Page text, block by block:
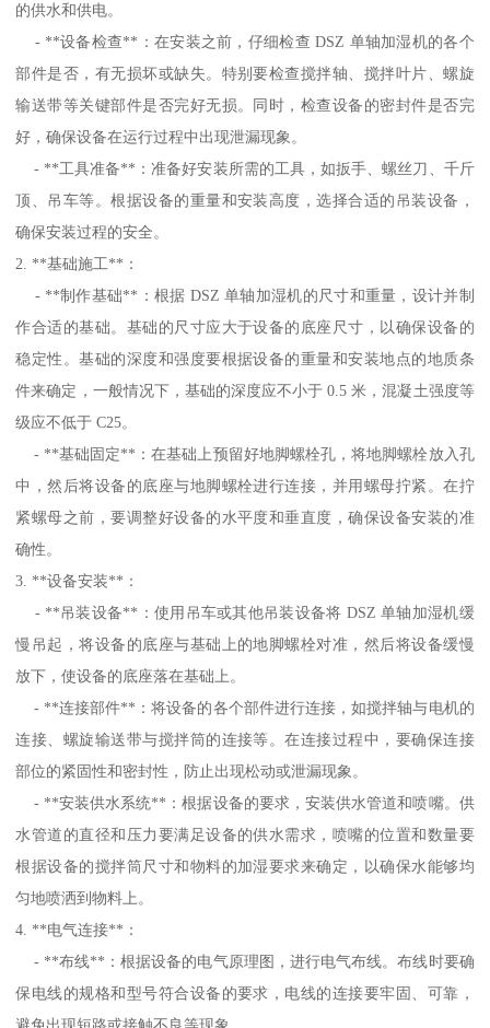
的供水和供电。
- **设备检查**：在安装之前，仔细检查 DSZ 单轴加湿机的各个
部件是否，有无损坏或缺失。特别要检查搅拌轴、搅拌叶片、螺旋
输送带等关键部件是否完好无损。同时，检查设备的密封件是否完
好，确保设备在运行过程中出现泄漏现象。
- **工具准备**：准备好安装所需的工具，如扳手、螺丝刀、千斤
顶、吊车等。根据设备的重量和安装高度，选择合适的吊装设备，
确保安装过程的安全。
2. **基础施工**：
- **制作基础**：根据 DSZ 单轴加湿机的尺寸和重量，设计并制
作合适的基础。基础的尺寸应大于设备的底座尺寸，以确保设备的
稳定性。基础的深度和强度要根据设备的重量和安装地点的地质条
件来确定，一般情况下，基础的深度应不小于 0.5 米，混凝土强度等
级应不低于 C25。
- **基础固定**：在基础上预留好地脚螺栓孔，将地脚螺栓放入孔
中，然后将设备的底座与地脚螺栓进行连接，并用螺母拧紧。在拧
紧螺母之前，要调整好设备的水平度和垂直度，确保设备安装的准
确性。
3. **设备安装**：
- **吊装设备**：使用吊车或其他吊装设备将 DSZ 单轴加湿机缓
慢吊起，将设备的底座与基础上的地脚螺栓对准，然后将设备缓慢
放下，使设备的底座落在基础上。
- **连接部件**：将设备的各个部件进行连接，如搅拌轴与电机的
连接、螺旋输送带与搅拌筒的连接等。在连接过程中，要确保连接
部位的紧固性和密封性，防止出现松动或泄漏现象。
- **安装供水系统**：根据设备的要求，安装供水管道和喷嘴。供
水管道的直径和压力要满足设备的供水需求，喷嘴的位置和数量要
根据设备的搅拌筒尺寸和物料的加湿要求来确定，以确保水能够均
匀地喷洒到物料上。
4. **电气连接**：
- **布线**：根据设备的电气原理图，进行电气布线。布线时要确
保电线的规格和型号符合设备的要求，电线的连接要牢固、可靠，